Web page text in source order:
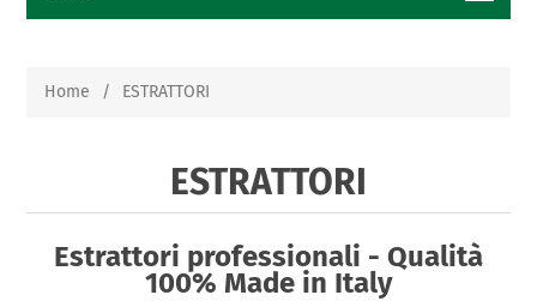
Home / ESTRATTORI
ESTRATTORI
Estrattori professionali - Qualità
100% Made in Italy